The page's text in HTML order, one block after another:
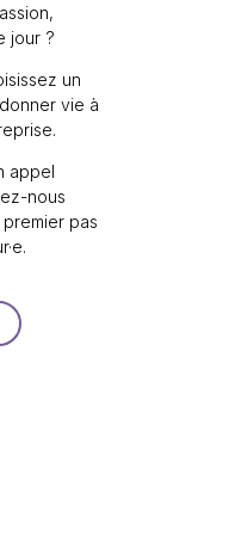
jour ?
un
vie à
appel
nous
pas